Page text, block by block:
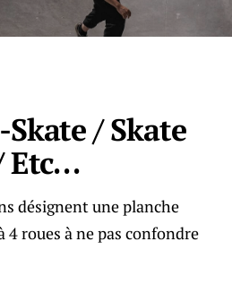
/ Skate
Etc…
désignent une planche
roues à ne pas confondre